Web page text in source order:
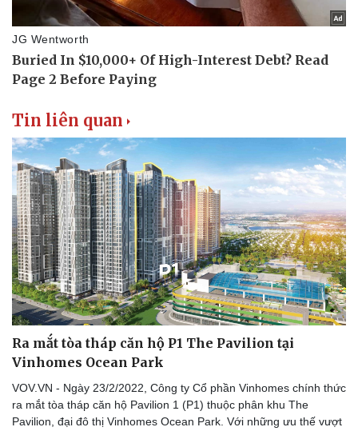
Doanh nghiệp
Thông tin doanh nghiệp
Doanh nhân
Công nghệ
Tin liên quan
Ra mắt tòa tháp căn hộ P1 The Pavilion tại
Vinhomes Ocean Park
VOV.VN - Ngày 23/2/2022, Công ty Cổ phần Vinhomes chính thức
ra mắt tòa tháp căn hộ Pavilion 1 (P1) thuộc phân khu The
Pavilion, đại đô thị Vinhomes Ocean Park. Với những ưu thế vượt